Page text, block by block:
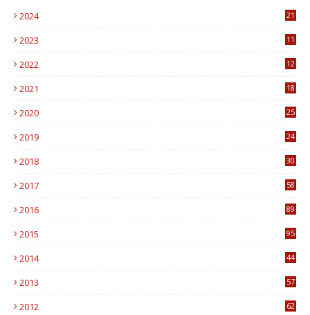
2024 21
2023
11
2022
12
2021
18
2020
25
2019
24
2018
30
2017
58
2016
89
2015
95
2014
44
2013
57
2012
62